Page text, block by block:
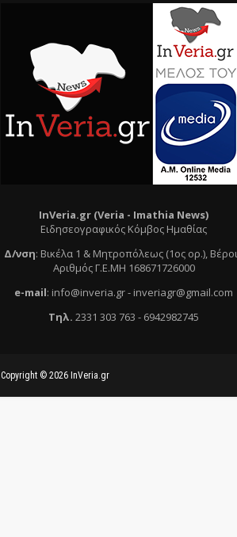
InVeria.gr (Veria - Ιmathia News)
Ειδησεογραφικός Κόμβος Ημαθίας
Δ/νση: Βικέλα 1 & Μητροπόλεως (1ος ορ.),
Αριθμός Γ.Ε.ΜΗ 168671726000
e-mail: info@inveria.gr- inveriagr@gmail.com
Τηλ. 2331 303 763 - 6942982745
Copyright © 2026 InVeria.gr